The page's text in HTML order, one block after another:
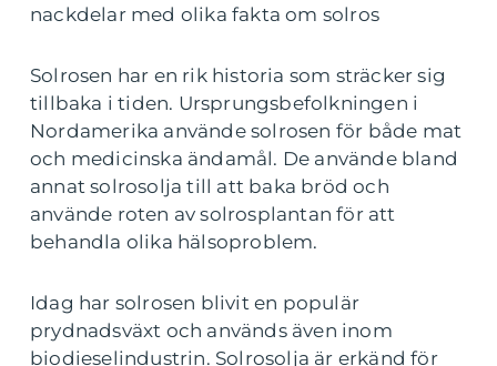
nackdelar med olika fakta om solros
Solrosen har en rik historia som sträcker sig
tillbaka i tiden. Ursprungsbefolkningen i
Nordamerika använde solrosen för både mat
och medicinska ändamål. De använde bland
annat solrosolja till att baka bröd och
använde roten av solrosplantan för att
behandla olika hälsoproblem.
Idag har solrosen blivit en populär
prydnadsväxt och används även inom
biodieselindustrin. Solrosolja är erkänd för